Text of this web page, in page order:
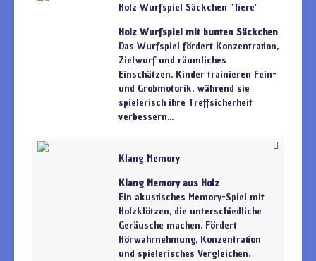
Holz Wurfspiel Säckchen "Tiere"
Holz Wurfspiel mit bunten Säckchen
Das Wurfspiel fördert Konzentration,
Zielwurf und räumliches
Einschätzen. Kinder trainieren Fein-
und Grobmotorik, während sie
spielerisch ihre Treffsicherheit
verbessern...
Klang Memory
Klang Memory aus Holz
Ein akustisches Memory-Spiel mit
Holzklötzen, die unterschiedliche
Geräusche machen. Fördert
Hörwahrnehmung, Konzentration
und spielerisches Vergleichen.